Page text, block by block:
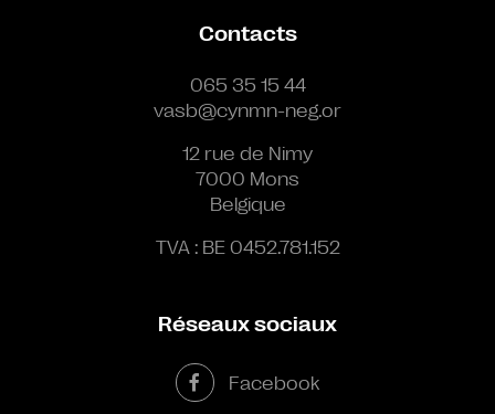
Contacts
065 35 15 44
vasb@cynmn-neg.or
12 rue de Nimy
7000 Mons
Belgique
TVA : BE 0452.781.152
Réseaux sociaux
Facebook